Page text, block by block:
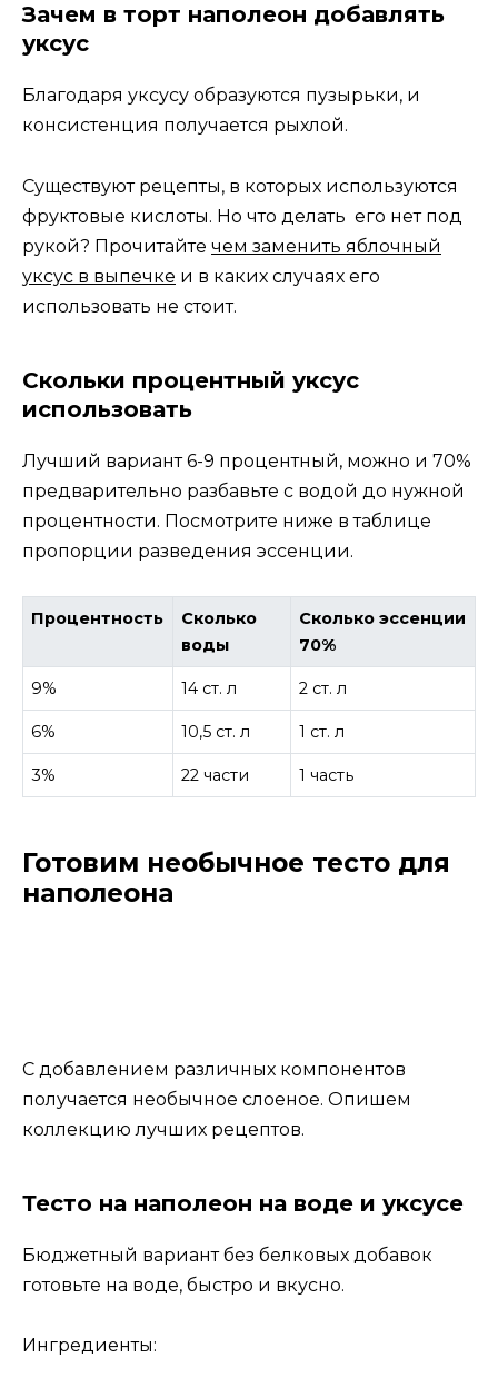
Зачем в торт наполеон добавлять
уксус
Благодаря уксусу образуются пузырьки, и
консистенция получается рыхлой.
Существуют рецепты, в которых используются
фруктовые кислоты. Но что делать его нет под
рукой? Прочитайте чем заменить яблочный
уксус в выпечке и в каких случаях его
использовать не стоит.
Скольки процентный уксус
использовать
Лучший вариант 6-9 процентный, можно и 70%
предварительно разбавьте с водой до нужной
процентности. Посмотрите ниже в таблице
пропорции разведения эссенции.
Процентность
Сколько
воды
Сколько эссенции
70%
9% 14 ст. л 2 ст. л
6% 10,5 ст. л 1 ст. л
3% 22 части 1 часть
Готовим необычное тесто для
наполеона
С добавлением различных компонентов
получается необычное слоеное. Опишем
коллекцию лучших рецептов.
Тесто на наполеон на воде и уксусе
Бюджетный вариант без белковых добавок
готовьте на воде, быстро и вкусно.
Ингредиенты: